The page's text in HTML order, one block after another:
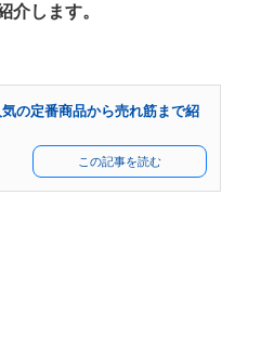
します。
の定番商品から売れ筋まで紹
この記事を読む